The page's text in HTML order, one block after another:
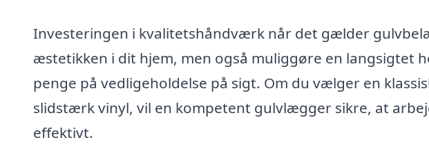
Investeringen i kvalitetshåndværk når det gælder
æstetikken i dit hjem, men også muliggøre en langsigtet
penge på vedligeholdelse på sigt. Om du vælger en
slidstærk vinyl, vil en kompetent gulvlægger sikre, at
effektivt.